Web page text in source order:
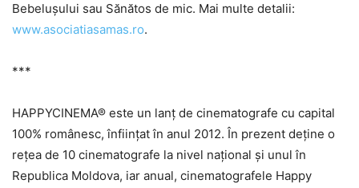
Bebelușului sau Sănătos de mic. Mai multe detalii:
www.asociatiasamas.ro.
***
HAPPYCINEMA® este un lanț de cinematografe cu capital
100% românesc, înființat în anul 2012. În prezent deține o
rețea de 10 cinematografe la nivel național și unul în
Republica Moldova, iar anual, cinematografele Happy